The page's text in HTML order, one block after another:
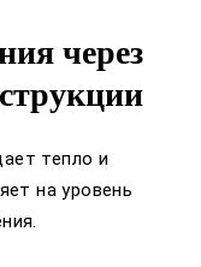
через
тепло и
на уровень